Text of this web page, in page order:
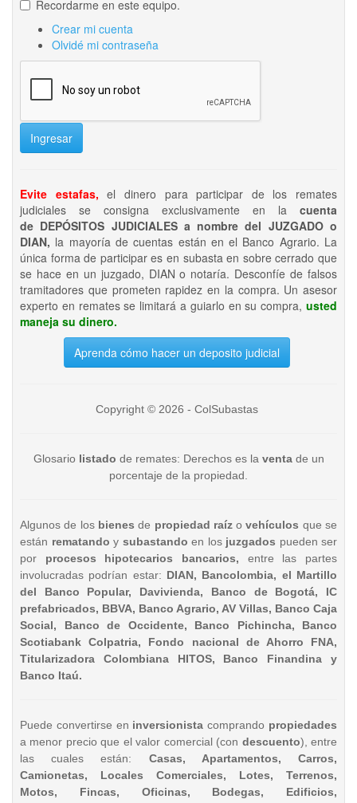
Recordarme en este equipo.
Crear mi cuenta
Olvidé mi contraseña
Ingresar
Evite estafas, el dinero para participar de los remates
judiciales se consigna exclusivamente en la cuenta
de DEPÓSITOS JUDICIALES a nombre del JUZGADO o
DIAN, la mayoría de cuentas están en el Banco Agrario. La
única forma de participar es en subasta en sobre cerrado que
se hace en un juzgado, DIAN o notaría. Desconfíe de falsos
tramitadores que prometen rapidez en la compra. Un asesor
experto en remates se limitará a guiarlo en su compra, usted
maneja su dinero.
Aprenda cómo hacer un deposito judicial
Copyright © 2026 - ColSubastas
Glosario listado de remates: Derechos es la ventade un
porcentaje de la propiedad.
Algunos de los bienesde propiedad raízo vehículos que se
están rematando y subastando en los juzgados pueden ser
por procesos hipotecarios bancarios, entre las partes
involucradas podrían estar: DIAN, Bancolombia, el Martillo
del Banco Popular, Davivienda, Banco de Bogotá, IC
prefabricados, BBVA, Banco Agrario, AV Villas, Banco Caja
Social, Banco de Occidente, Banco Pichincha, Banco
Scotiabank Colpatria, Fondo nacional de Ahorro FNA,
Titularizadora Colombiana HITOS, Banco Finandina y
Banco Itaú.
Puede convertirse en inversionista comprando propiedades
a menor precio que el valor comercial (con descuento), entre
las cuales están: Casas, Apartamentos, Carros,
Camionetas, Locales Comerciales, Lotes, Terrenos,
Motos, Fincas, Oficinas, Bodegas, Edificios,